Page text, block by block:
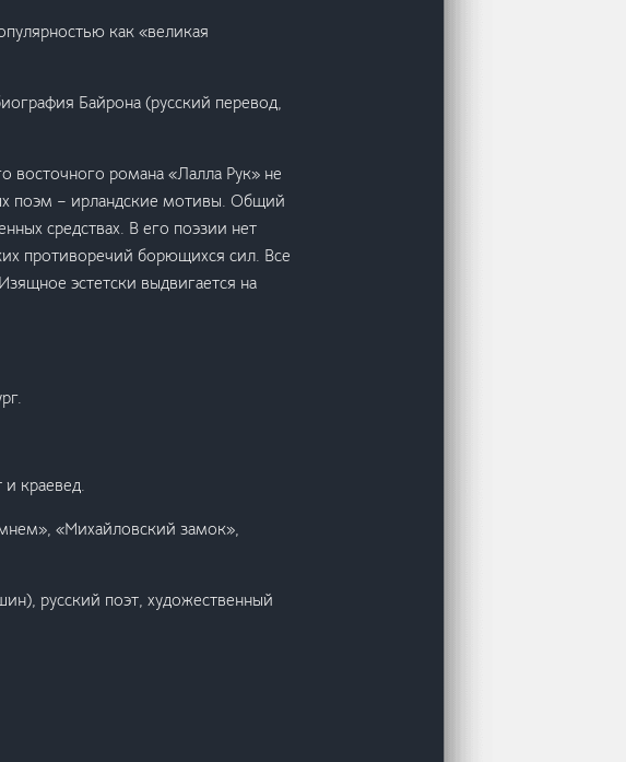
как «великая
Байрона (русский перевод,
восточного романа «Лалла Рук» не
поэм – ирландские мотивы. Общий
средствах. В его поэзии нет
противоречий борющихся сил. Все
эстетски выдвигается на
и краевед.
«Михайловский замок»,
русский поэт, художественный